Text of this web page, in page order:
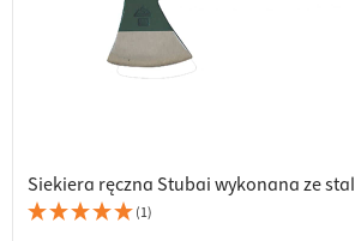
Siekiera ręczna Stubai wykonana ze
(1)